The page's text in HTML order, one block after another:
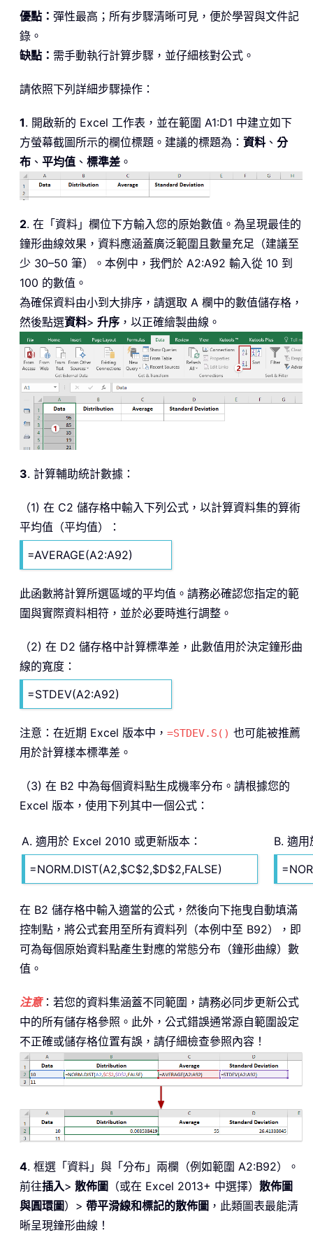
優點： 彈性最高；所有步驟清晰可見，便於學習與文件記
錄。
缺點： 需手動執行計算步驟，並仔細核對公式。
請依照下列詳細步驟操作：
1. 開啟新的 Excel 工作表，並在範圍 A1:D1 中建立如下
方螢幕截圖所示的欄位標題。建議的標題為： 資料 、 分
布 、 平均值 、 標準差 。
2. 在「資料」欄位下方輸入您的原始數值。為呈現最佳的
鐘形曲線效果，資料應涵蓋廣泛範圍且數量充足（建議至
少 30–50 筆）。本例中，我們於 A2:A92 輸入從 10 到
100 的數值。
為確保資料由小到大排序，請選取 A 欄中的數值儲存格，
然後點選資料> 升序 ，以正確繪製曲線。
3. 計算輔助統計數據：
（1) 在 C2 儲存格中輸入下列公式，以計算資料集的算術
平均值（平均值）：
=AVERAGE(A2:A92)
此函數將計算所選區域的平均值。請務必確認您指定的範
圍與實際資料相符，並於必要時進行調整。
（2) 在 D2 儲存格中計算標準差，此數值用於決定鐘形曲
線的寬度：
=STDEV(A2:A92)
注意：在近期 Excel 版本中， =STDEV.S() 也可能被推薦
用於計算樣本標準差。
（3) 在 B2 中為每個資料點生成機率分布。請根據您的
Excel 版本，使用下列其中一個公式：
A. 適用於 Excel 2010 或更新版本：
=NORM.DIST(A2,$C$2,$D$2,FALSE)
B. 適
在 B2 儲存格中輸入適當的公式，然後向下拖曳自動填滿
控制點，將公式套用至所有資料列（本例中至 B92），即
可為每個原始資料點產生對應的常態分布（鐘形曲線）數
值。
注意：若您的資料集涵蓋不同範圍，請務必同步更新公式
中的所有儲存格參照。此外，公式錯誤通常源自範圍設定
不正確或儲存格位置有誤，請仔細檢查參照內容！
4. 框選「資料」與「分布」兩欄（例如範圍 A2:B92）。
前往插入> 散佈圖 （或在 Excel 2013+ 中選擇） 散佈圖
與圓環圖）> 帶平滑線和標記的散佈圖 ，此類圖表最能清
晰呈現鐘形曲線！